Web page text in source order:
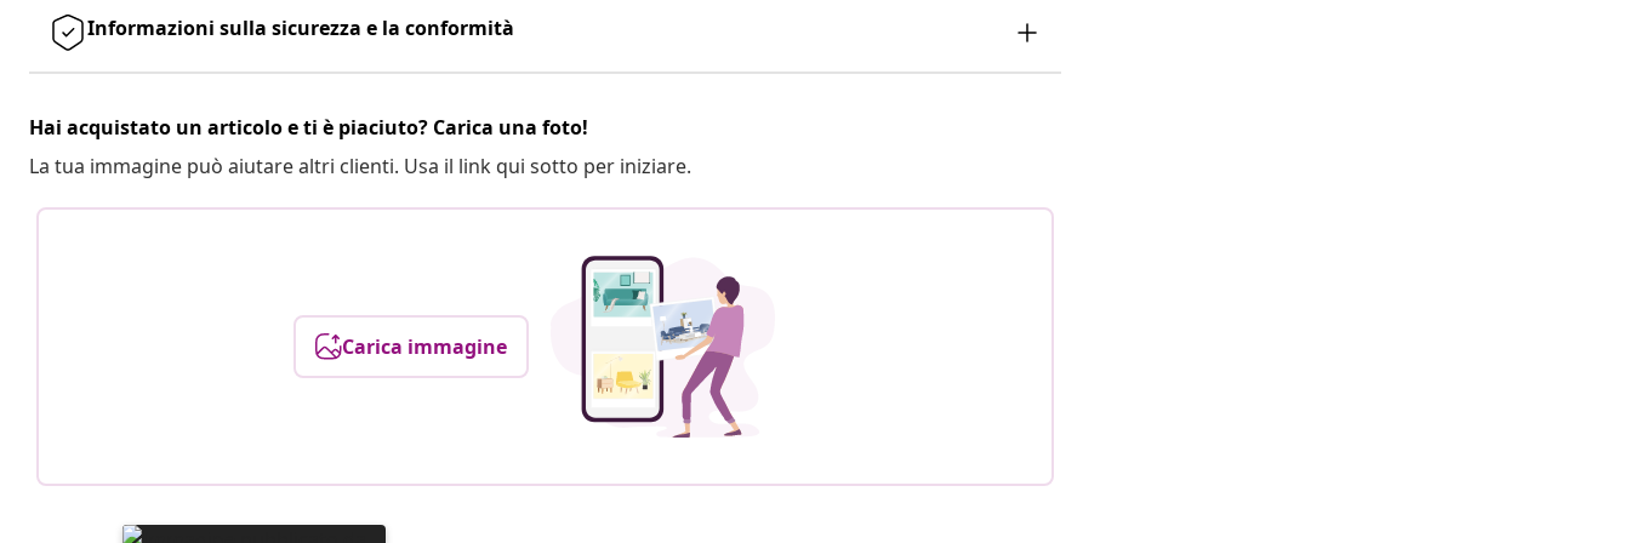
Informazioni sulla sicurezza e la conformità
Hai acquistato un articolo e ti è piaciuto? Carica una foto!
La tua immagine può aiutare altri clienti. Usa il link qui sotto per iniziare.
Carica immagine